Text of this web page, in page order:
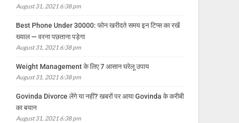
August 31, 2021 6:38 pm
Best Phone Under 30000: फोन खरीदते समय इन टिप्स का रखें
ख्याल — वरना पछताना पड़ेगा
August 31, 2021 6:38 pm
Weight Management के लिए 7 आसान घरेलू उपाय
August 31, 2021 6:38 pm
Govinda Divorce लेंगे या नहीं? खबरों पर आया Govinda के करीबी
का बयान
August 31, 2021 6:38 pm